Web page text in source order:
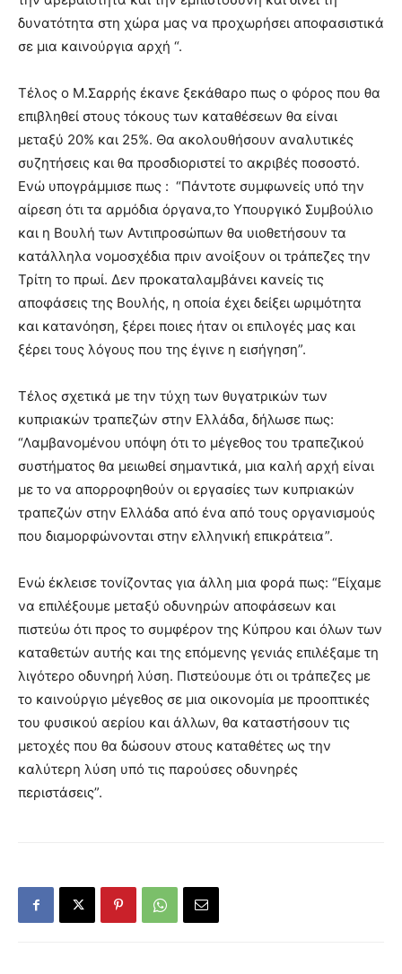
δυνατότητα στη χώρα μας να προχωρήσει αποφασιστικά
σε μια καινούργια αρχή “.
Τέλος ο Μ.Σαρρής έκανε ξεκάθαρο πως ο φόρος που θα
επιβληθεί στους τόκους των καταθέσεων θα είναι
μεταξύ 20% και 25%. Θα ακολουθήσουν αναλυτικές
συζητήσεις και θα προσδιοριστεί το ακριβές ποσοστό.
Ενώ υπογράμμισε πως : “Πάντοτε συμφωνείς υπό την
αίρεση ότι τα αρμόδια όργανα,το Υπουργικό Συμβούλιο
και η Βουλή των Αντιπροσώπων θα υιοθετήσουν τα
κατάλληλα νομοσχέδια πριν ανοίξουν οι τράπεζες την
Τρίτη το πρωί. Δεν προκαταλαμβάνει κανείς τις
αποφάσεις της Βουλής, η οποία έχει δείξει ωριμότητα
και κατανόηση, ξέρει ποιες ήταν οι επιλογές μας και
ξέρει τους λόγους που της έγινε η εισήγηση”.
Τέλος σχετικά με την τύχη των θυγατρικών των
κυπριακών τραπεζών στην Ελλάδα, δήλωσε πως:
“Λαμβανομένου υπόψη ότι το μέγεθος του τραπεζικού
συστήματος θα μειωθεί σημαντικά, μια καλή αρχή είναι
με το να απορροφηθούν οι εργασίες των κυπριακών
τραπεζών στην Ελλάδα από ένα από τους οργανισμούς
που διαμορφώνονται στην ελληνική επικράτεια”.
Ενώ έκλεισε τονίζοντας για άλλη μια φορά πως: “Είχαμε
να επιλέξουμε μεταξύ οδυνηρών αποφάσεων και
πιστεύω ότι προς το συμφέρον της Κύπρου και όλων των
καταθετών αυτής και της επόμενης γενιάς επιλέξαμε τη
λιγότερο οδυνηρή λύση. Πιστεύουμε ότι οι τράπεζες με
το καινούργιο μέγεθος σε μια οικονομία με προοπτικές
του φυσικού αερίου και άλλων, θα καταστήσουν τις
μετοχές που θα δώσουν στους καταθέτες ως την
καλύτερη λύση υπό τις παρούσες οδυνηρές
περιστάσεις”.